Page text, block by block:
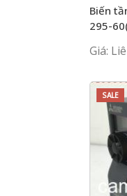
Biến
295-
Giá:
SALE